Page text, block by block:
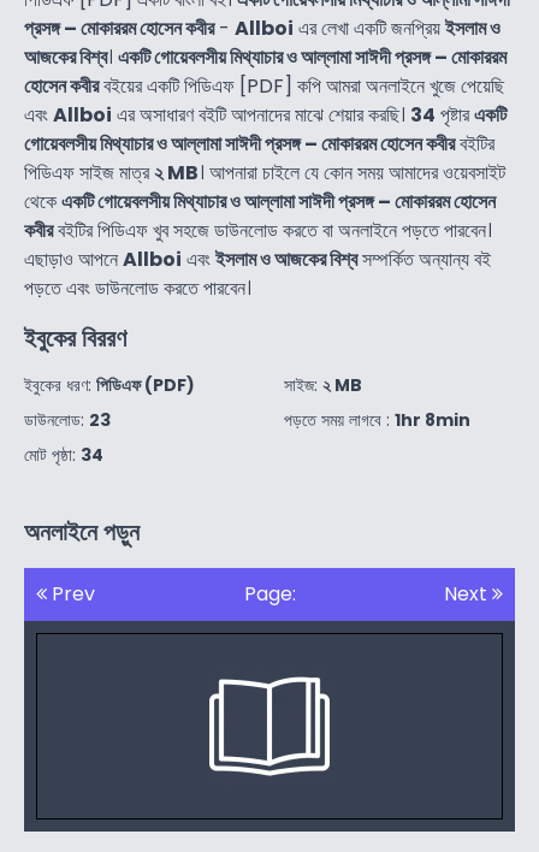
প্রসঙ্গ – মোকাররম হোসেন কবীর- Allboi এর লেখা একটি জনপ্রিয়ইসলাম ও
আজকের বিশ্ব। একটি গোয়েবলসীয় মিথ্যাচার ও আল্লামা সাঈদী প্রসঙ্গ – মোকাররম
হোসেন কবীরবইয়ের একটি পিডিএফ [PDF] কপি আমরা অনলাইনে খুজে পেয়েছি
এবংAllboi এর অসাধারণ বইটি আপনাদের মাঝে শেয়ার করছি। 34 পৃষ্টারএকটি
গোয়েবলসীয় মিথ্যাচার ও আল্লামা সাঈদী প্রসঙ্গ – মোকাররম হোসেন কবীরবইটির
পিডিএফ সাইজ মাত্র২ MB। আপনারা চাইলে যে কোন সময় আমাদের ওয়েবসাইট
থেকেএকটি গোয়েবলসীয় মিথ্যাচার ও আল্লামা সাঈদী প্রসঙ্গ – মোকাররম হোসেন
কবীরবইটির পিডিএফ খুব সহজে ডাউনলোড করতে বা অনলাইনে পড়তে পারবেন।
এছাড়াও আপনেAllboi এবংইসলাম ও আজকের বিশ্বসম্পর্কিত অন্যান্য বই
পড়তে এবং ডাউনলোড করতে পারবেন।
ইবুকের বিররণ
ইবুকের ধরণ: পিডিএফ (PDF)
ডাউনলোড: 23
মোট পৃষ্ঠা: 34
সাইজ: ২ MB
পড়তে সময় লাগবে : 1hr 8min
অনলাইনে পড়ুন
Prev Page: Next